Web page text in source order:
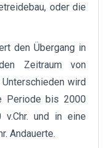
oder die
den Übergang in
Zeitraum von
Unterschieden wird
Periode bis 2000
und in eine
Andauerte.